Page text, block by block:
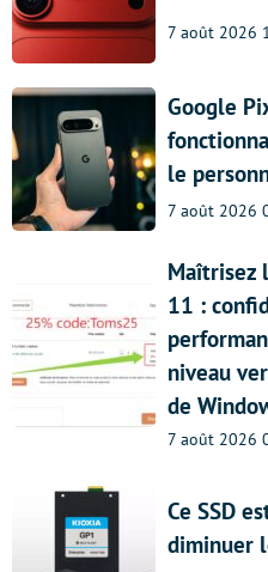
7 août 2026
Google
le
7 août 2026
Maîtrisez
11 :
niveau
de
7 août 2026
Ce SSD
diminuer